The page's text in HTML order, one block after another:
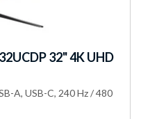
32" 4K UHD
A, USB-C, 240 Hz / 480